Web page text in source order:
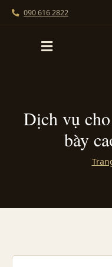
090 616 2822
Dịch vụ
bày